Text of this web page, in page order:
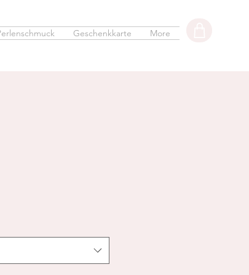
Geschenkkarte More